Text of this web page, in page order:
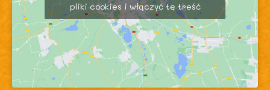
pliki cookies i włączyć tę treść